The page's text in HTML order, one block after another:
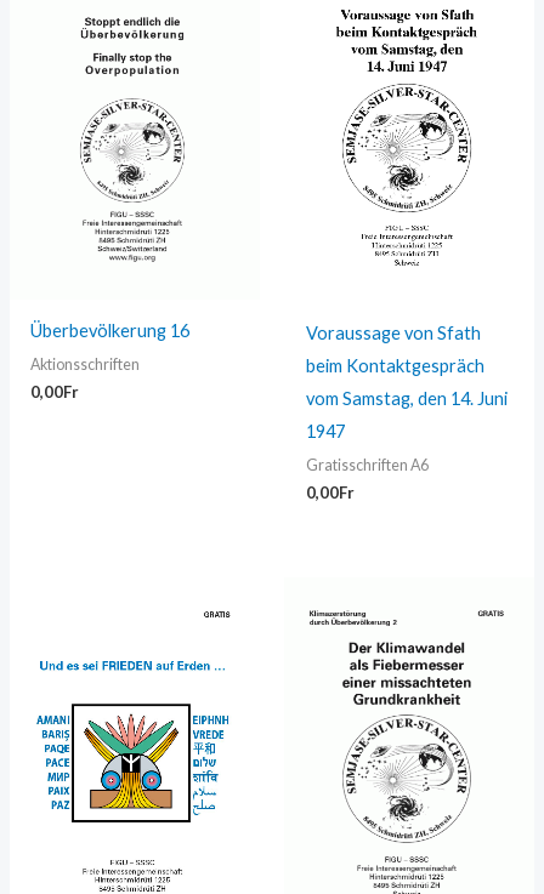
Überbevölkerung 16
Aktionsschriften
0,00Fr
Voraussage von Sfath
beim Kontaktgespräch
vom Samstag, den 14. Juni
1947
Gratisschriften A6
0,00Fr